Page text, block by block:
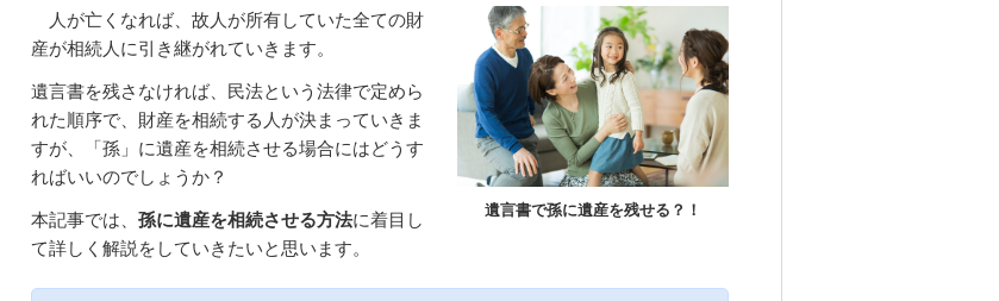
遺言書で孫に遺産を残せる？！
人が亡くなれば、故人が所有していた全ての財
産が相続人に引き継がれていきます。
遺言書を残さなければ、民法という法律で定めら
れた順序で、財産を相続する人が決まっていきま
すが、「孫」に遺産を相続させる場合にはどうす
ればいいのでしょうか？
本記事では、 孫に遺産を相続させる方法に着目し
て詳しく解説をしていきたいと思います。